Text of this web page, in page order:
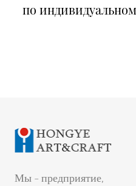
по
Мы - предприятие,